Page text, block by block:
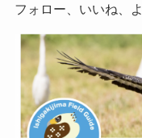
フォロー、いいね、